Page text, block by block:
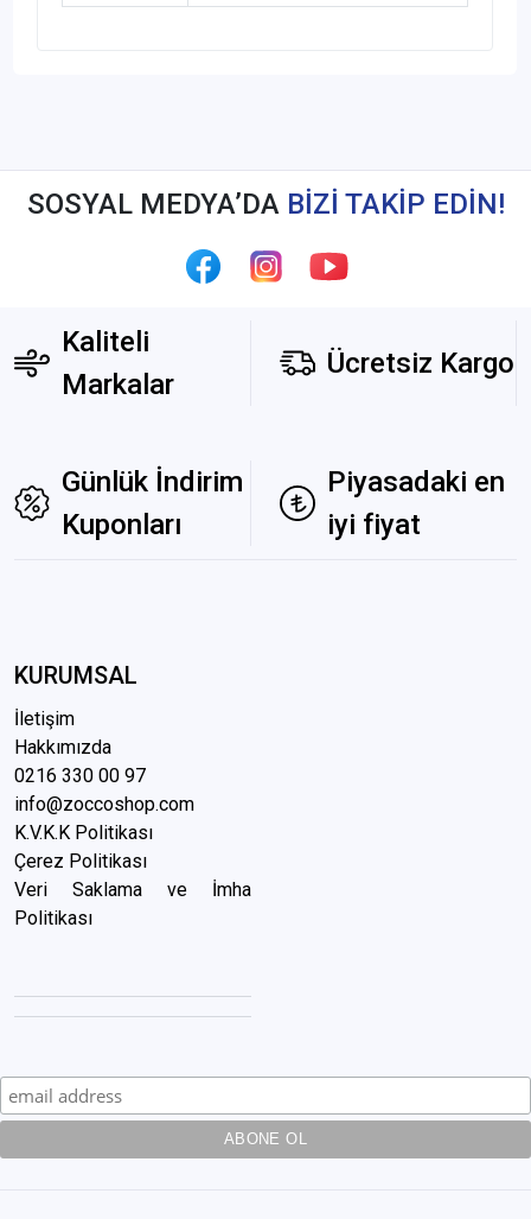
SOSYAL MEDYA’DA BİZİ TAKİP EDİN!
Kaliteli
Markalar
Ücretsiz Kargo
Günlük İndirim
Kuponları
Piyasadaki en
iyi fiyat
KURUMSAL
İletişim
Hakkımızda
0216 330 00 97
info@zoccoshop.com
K.V.K.K Politikası
Çerez Politikası
Veri Saklama ve İmha
Politikası